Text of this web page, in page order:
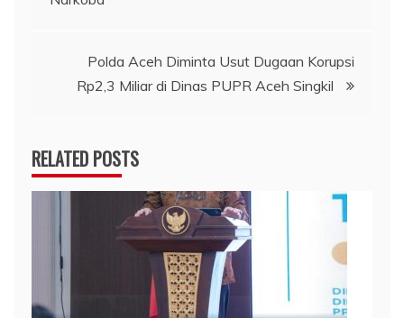
Polda Aceh Diminta Usut Dugaan Korupsi
Rp2,3 Miliar di Dinas PUPR Aceh Singkil
RELATED POSTS